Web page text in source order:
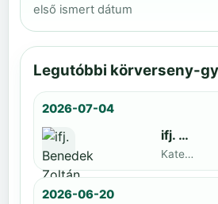
első ismert dátum
Legutóbbi körverseny-
2026-07-04
ifj. Benedek Zoltán
Kategoria1 neve · döntős: Lajkó Hunor
2026-06-20